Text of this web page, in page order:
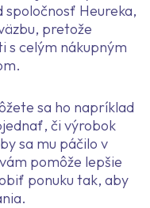
Heureka,
pretože
s celým nákupným
sa ho napríklad
či výrobok
sa mu páčilo v
pomôže lepšie
ponuku tak, aby